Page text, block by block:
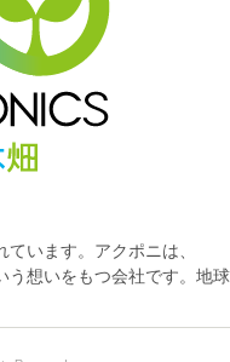
います。アクポニは、
う想いをもつ会社です。地球